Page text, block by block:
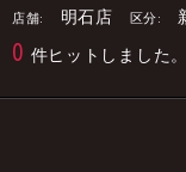
店舗: 明石店 区分:
0 件ヒットしました。